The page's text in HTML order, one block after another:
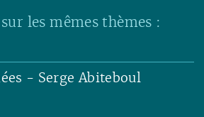
les mêmes thèmes :
- Serge Abiteboul